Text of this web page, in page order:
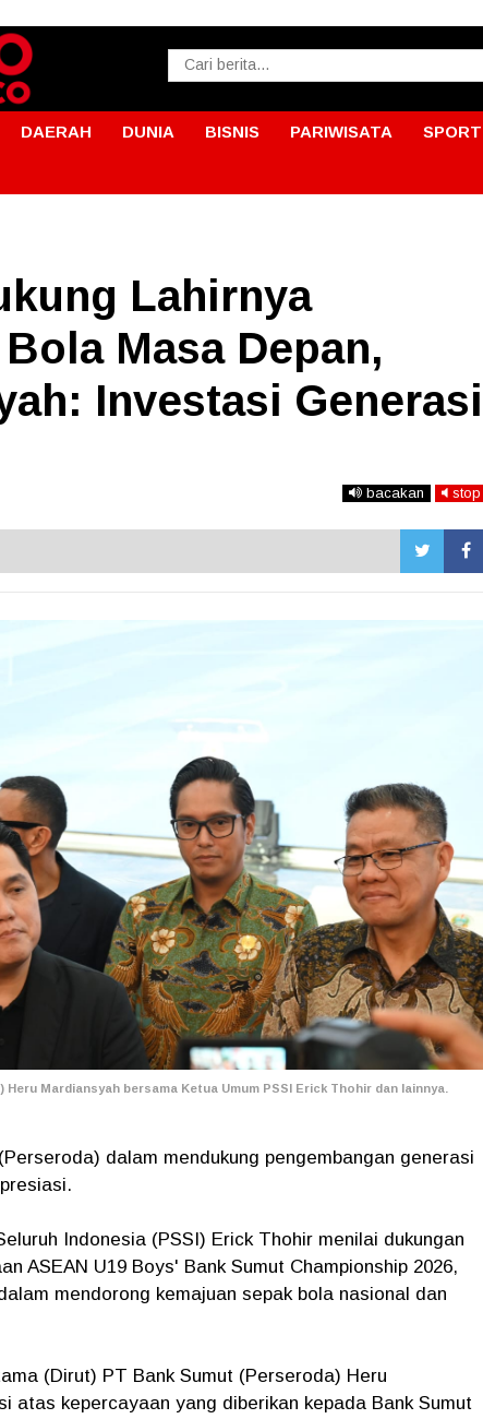
DAERAH DUNIA BISNIS PARIWISATA SPORT
Lahirnya
Masa Depan,
Investasi Generasi
bacakan stop
Mardiansyah bersama Ketua Umum PSSI Erick Thohir dan lainnya.
dalam mendukung pengembangan generasi
Indonesia (PSSI) Erick Thohir menilai dukungan
ASEAN U19 Boys' Bank Sumut Championship 2026,
mendorong kemajuan sepak bola nasional dan
(Dirut) PT Bank Sumut (Perseroda) Heru
atas kepercayaan yang diberikan kepada Bank Sumut